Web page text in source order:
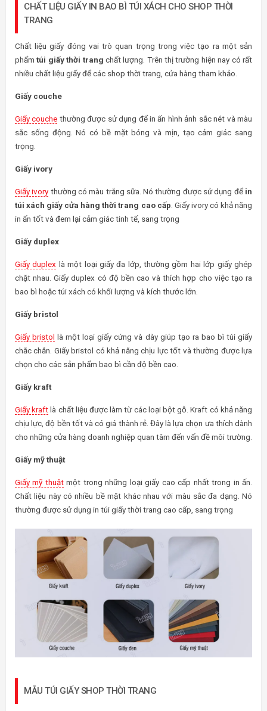
CHẤT LIỆU GIẤY IN BAO BÌ TÚI XÁCH CHO SHOP THỜI
TRANG
Chất liệu giấy đóng vai trò quan trọng trong việc tạo ra một sản
phẩmtúi giấy thời trang chất lượng. Trên thị trường hiện nay có rất
nhiều chất liệu giấy để các shop thời trang, cửa hàng tham khảo.
Giấy couche
Giấy couche thường được sử dụng để in ấn hình ảnh sắc nét và màu
sắc sống động. Nó có bề mặt bóng và mịn, tạo cảm giác sang
trọng.
Giấy ivory
Giấy ivory thường có màu trắng sữa. Nó thường được sử dụng đểin
túi xách giấy cửa hàng thời trang cao cấp . Giấy ivory có khả năng
in ấn tốt và đem lại cảm giác tinh tế, sang trọng
Giấy duplex
Giấy duplex là một loại giấy đa lớp, thường gồm hai lớp giấy ghép
chặt nhau. Giấy duplex có độ bền cao và thích hợp cho việc tạo ra
bao bì hoặc túi xách có khối lượng và kích thước lớn.
Giấy bristol
Giấy bristol là một loại giấy cứng và dày giúp tạo ra bao bì túi giấy
chắc chắn. Giấy bristol có khả năng chịu lực tốt và thường được lựa
chọn cho các sản phẩm bao bì cần độ bền cao.
Giấy kraft
Giấy kraftlà chất liệu được làm từ các loại bột gỗ. Kraft có khả năng
chịu lực, độ bền tốt và có giá thành rẻ. Đây là lựa chọn ưa thích dành
cho những cửa hàng doanh nghiệp quan tâm đến vấn đề môi trường.
Giấy mỹ thuật
Giấy mỹ thuậtmột trong những loại giấy cao cấp nhất trong in ấn.
Chất liệu này có nhiều bề mặt khác nhau với màu sắc đa dạng. Nó
thường được sử dụng in túi giấy thời trang cao cấp, sang trọng
MẪU TÚI GIẤY SHOP THỜI TRANG